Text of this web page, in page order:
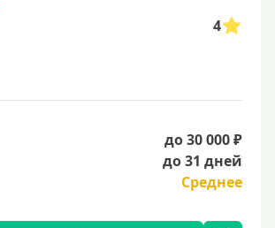
4
до 30 000 ₽
до 31 дней
Среднее